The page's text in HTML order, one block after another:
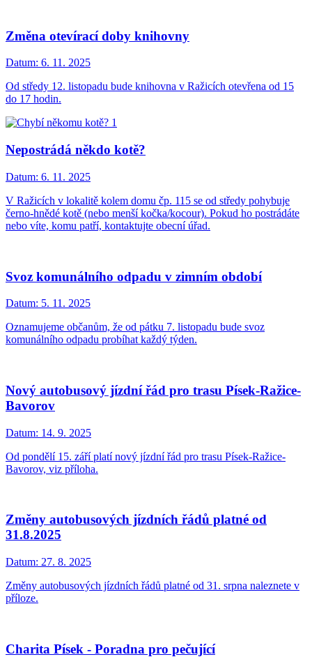
Změna otevírací doby knihovny
Datum: 6. 11. 2025
Od středy 12. listopadu bude knihovna v Ražicích otevřena od 15
do 17 hodin.
Nepostrádá někdo kotě?
Datum: 6. 11. 2025
V Ražicích v lokalitě kolem domu čp. 115 se od středy pohybuje
černo-hnědé kotě (nebo menší kočka/kocour). Pokud ho postrádáte
nebo víte, komu patří, kontaktujte obecní úřad.
Svoz komunálního odpadu v zimním období
Datum: 5. 11. 2025
Oznamujeme občanům, že od pátku 7. listopadu bude svoz
komunálního odpadu probíhat každý týden.
Nový autobusový jízdní řád pro trasu Písek-Ražice-
Bavorov
Datum: 14. 9. 2025
Od pondělí 15. září platí nový jízdní řád pro trasu Písek-Ražice-
Bavorov, viz příloha.
Změny autobusových jízdních řádů platné od
31.8.2025
Datum: 27. 8. 2025
Změny autobusových jízdních řádů platné od 31. srpna naleznete v
příloze.
Charita Písek - Poradna pro pečující